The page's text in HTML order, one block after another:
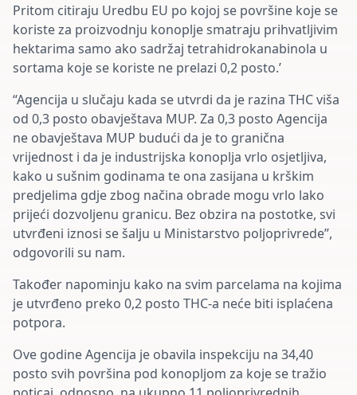
Pritom citiraju Uredbu EU po kojoj se površine koje se
koriste za proizvodnju konoplje smatraju prihvatljivim
hektarima samo ako sadržaj tetrahidrokanabinola u
sortama koje se koriste ne prelazi 0,2 posto.’
“Agencija u slučaju kada se utvrdi da je razina THC viša
od 0,3 posto obavještava MUP. Za 0,3 posto Agencija
ne obavještava MUP budući da je to granična
vrijednost i da je industrijska konoplja vrlo osjetljiva,
kako u sušnim godinama te ona zasijana u krškim
predjelima gdje zbog načina obrade mogu vrlo lako
prijeći dozvoljenu granicu. Bez obzira na postotke, svi
utvrđeni iznosi se šalju u Ministarstvo poljoprivrede”,
odgovorili su nam.
Također napominju kako na svim parcelama na kojima
je utvrđeno preko 0,2 posto THC-a neće biti isplaćena
potpora.
Ove godine Agencija je obavila inspekciju na 34,40
posto svih površina pod konopljom za koje se tražio